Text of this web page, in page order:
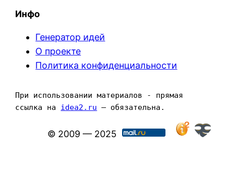
Инфо
Генератор идей
О проекте
Политика конфиденциальности
При использовании материалов - прямая
ссылка на idea2.ru — обязательна.
© 2009 — 2025